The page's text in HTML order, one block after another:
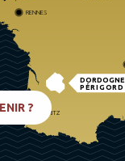
DORDOGNE
PÉRIGORD
RENNES
BIARRITZ
?